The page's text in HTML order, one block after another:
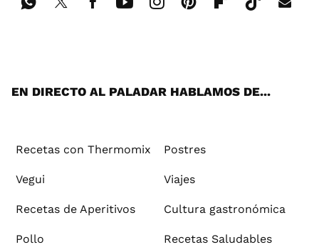
EN DIRECTO AL PALADAR HABLAMOS DE...
Recetas con Thermomix Postres
Vegui Viajes
Recetas de Aperitivos Cultura gastronómica
Pollo Recetas Saludables